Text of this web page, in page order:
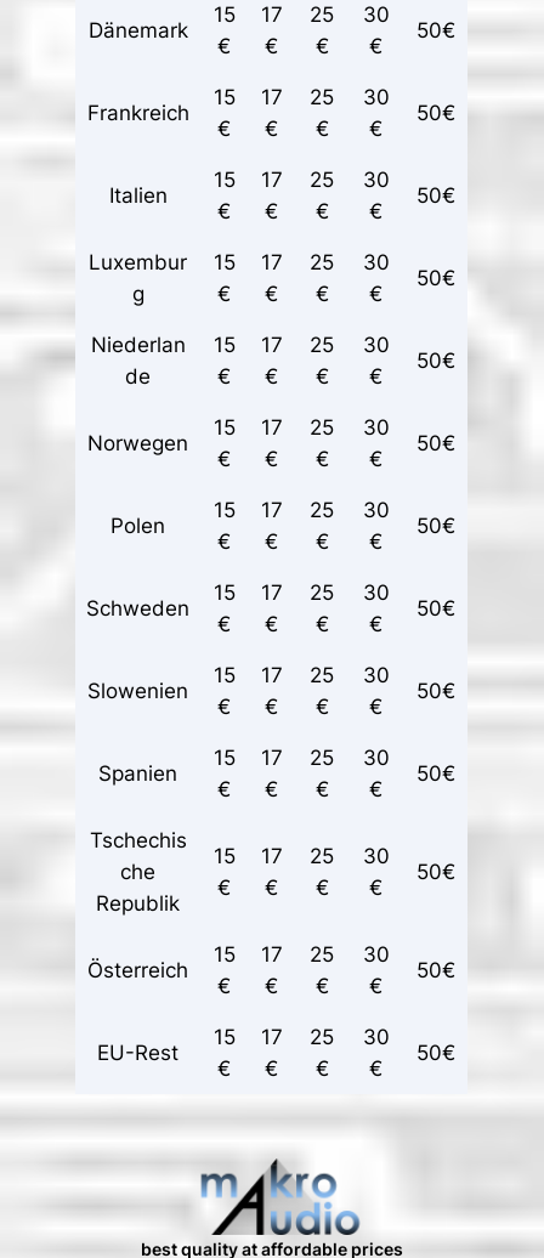
Dänemark
15
€
17
€
25
€
30
€
50€
Frankreich
15
€
17
€
25
€
30
€
50€
Italien
15
€
17
€
25
€
30
€
50€
Luxembur
g
15
€
17
€
25
€
30
€
50€
Niederlan
de
15
€
17
€
25
€
30
€
50€
Norwegen
15
€
17
€
25
€
30
€
50€
Polen
15
€
17
€
25
€
30
€
50€
Schweden
15
€
17
€
25
€
30
€
50€
Slowenien
15
€
17
€
25
€
30
€
50€
Spanien
15
€
17
€
25
€
30
€
50€
Tschechis
che
Republik
15
€
17
€
25
€
30
€
50€
Österreich
15
€
17
€
25
€
30
€
50€
EU-Rest
15
€
17
€
25
€
30
€
50€
best quality at affordable prices